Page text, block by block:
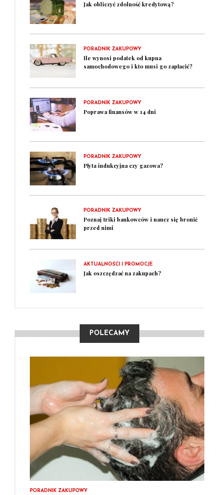
Jak obliczyć zdolność kredytową?
PORADNIK ZAKUPOWY
Ile wynosi podatek od kupna
samochodowego i kto musi go zapłacić?
PORADNIK ZAKUPOWY
Poprawa finansów w 14 dni
PORADNIK ZAKUPOWY
Płyta indukcyjna czy gazowa?
PORADNIK ZAKUPOWY
Poznaj triki bankowców i naucz się bronić
przed nimi
AKTUALNOŚCI I PROMOCJE
Jak oszczędzać na zakupach?
POLECAMY
PORADNIK ZAKUPOWY